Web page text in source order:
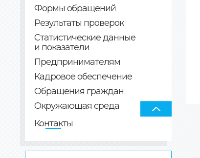
Формы обращений
Результаты проверок
Статистические данные
и показатели
Предпринимателям
Кадровое обеспечение
Обращения граждан
Окружающая среда
Контакты